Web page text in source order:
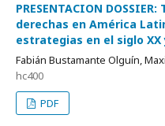
PRESENTACION
derechas en América
estrategias en el siglo XX
Fabián Bustamante Olguín,
hc400
PDF